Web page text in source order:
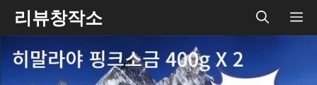
Skip
content
리뷰창작소